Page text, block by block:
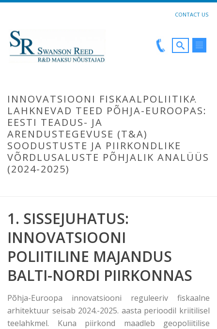
CONTACT US
INNOVATSIOONI FISKAALPOLIITIKA
LAHKNEVAD TEED PÕHJA-EUROOPAS:
EESTI TEADUS- JA
ARENDUSTEGEVUSE (T&A)
SOODUSTUSTE JA PIIRKONDLIKE
VÕRDLUSALUSTE PÕHJALIK ANALÜÜS
(2024-2025)
1. SISSEJUHATUS:
INNOVATSIOONI
POLIITILINE MAJANDUS
BALTI-NORDI PIIRKONNAS
Põhja-Euroopa innovatsiooni reguleeriv fiskaalne
arhitektuur seisab 2024.-2025. aasta perioodil kriitilisel
teelahkmel. Kuna piirkond maadleb geopoliitilise